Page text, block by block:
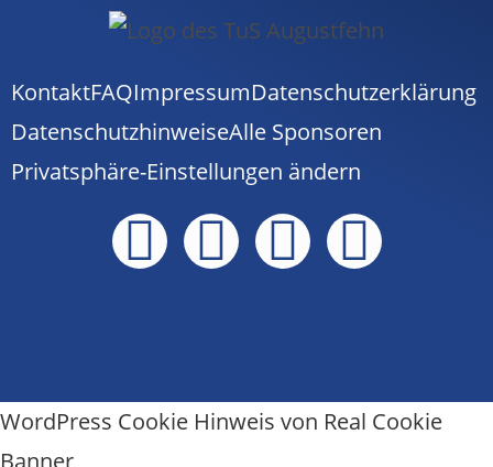
KontaktFAQImpressumDatenschutzerklärung
DatenschutzhinweiseAlle Sponsoren
Privatsphäre-Einstellungen ändern
WordPress Cookie Hinweis von Real Cookie
Banner